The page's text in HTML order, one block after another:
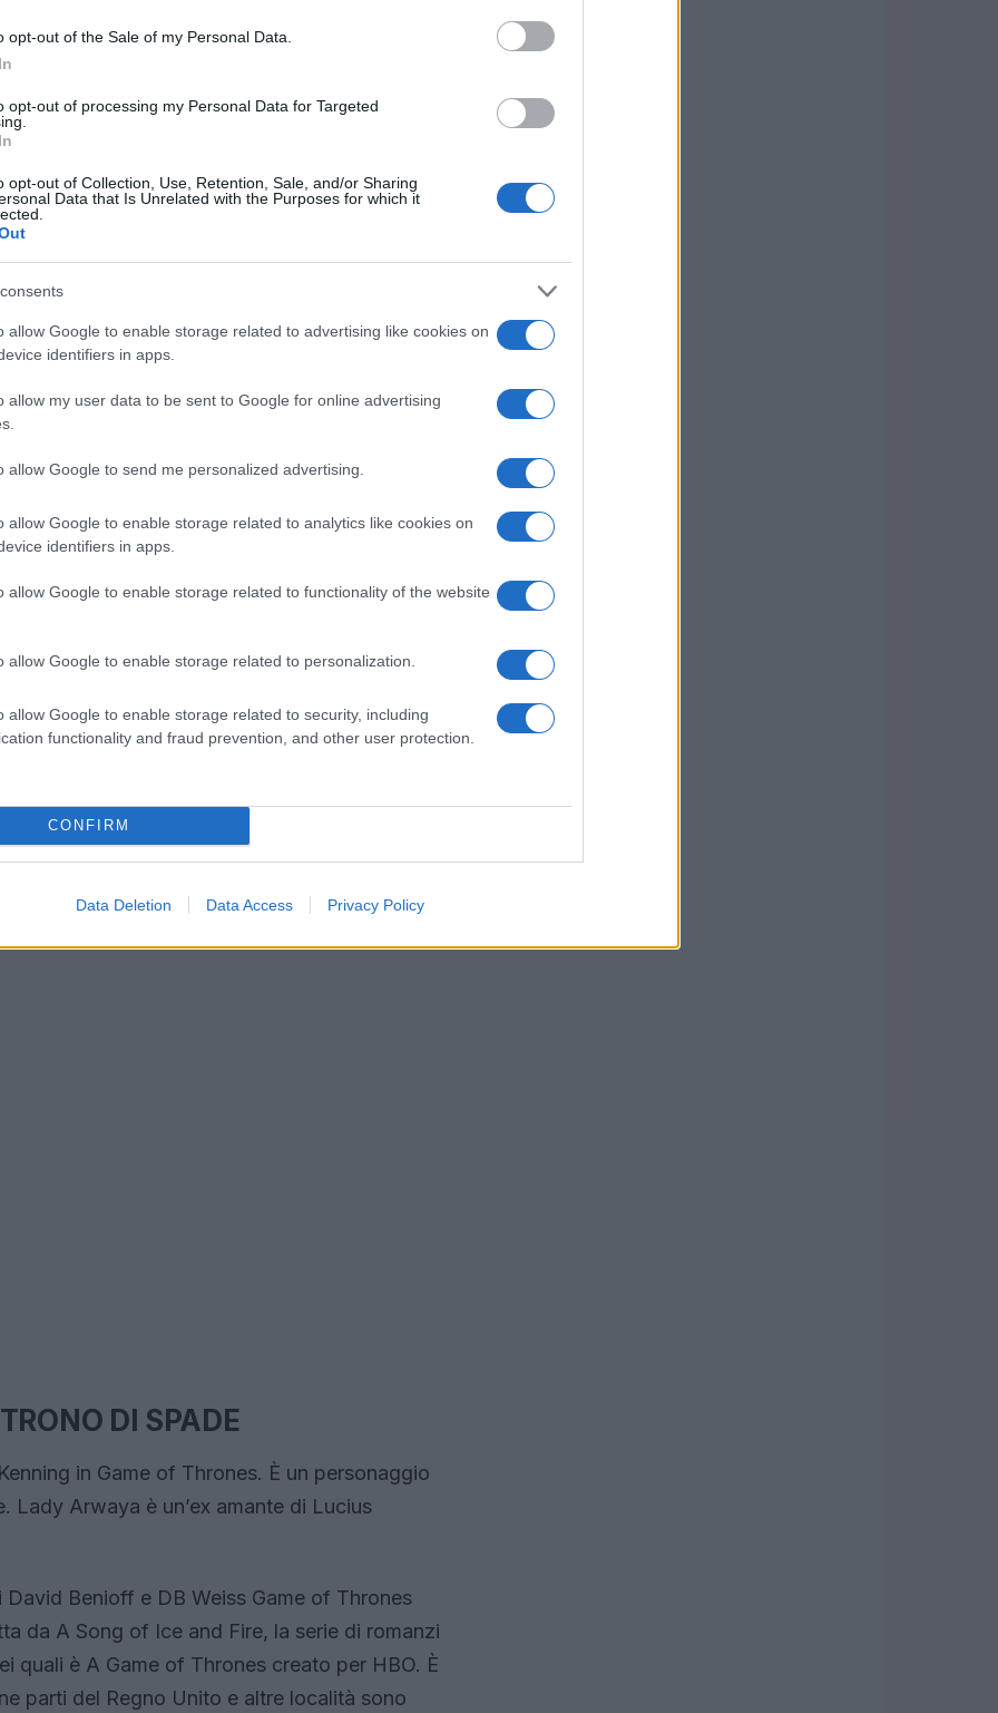
opt-out of the Sale of my Personal Data.
opt-out of processing my Personal Data for Targeted
opt-out of Collection, Use, Retention, Sale, and/or Sharing
Data that Is Unrelated with the Purposes for which it
allow Google to enable storage related to advertising like cookies on
identifiers in apps.
allow my user data to be sent to Google for online advertising
allow Google to send me personalized advertising.
allow Google to enable storage related to analytics like cookies on
identifiers in apps.
allow Google to enable storage related to functionality of the website
allow Google to enable storage related to personalization.
allow Google to enable storage related to security, including
functionality and fraud prevention, and other user protection.
CONFIRM
Data Deletion Data Access Privacy Policy
E MODELLA IN
È apparsa in diverse campagne come
e Hugo Boss.
varie riviste come Vogue Australia e
fotografi di moda come Steven Meisel e
2007, quando Cadbury ha ripreso i suoi
decennio.
«Il diavolo veste Prada» e «Don’t Look Up».
Next Model Management.
DI SPADE
in Game of Thrones. È un personaggio
Lady Arwaya è un’ex amante di Lucius
Benioff e DB Weiss Game of Thrones
da A Song of Ice and Fire, la serie di romanzi
quali è A Game of Thrones creato per HBO. È
parti del Regno Unito e altre località sono